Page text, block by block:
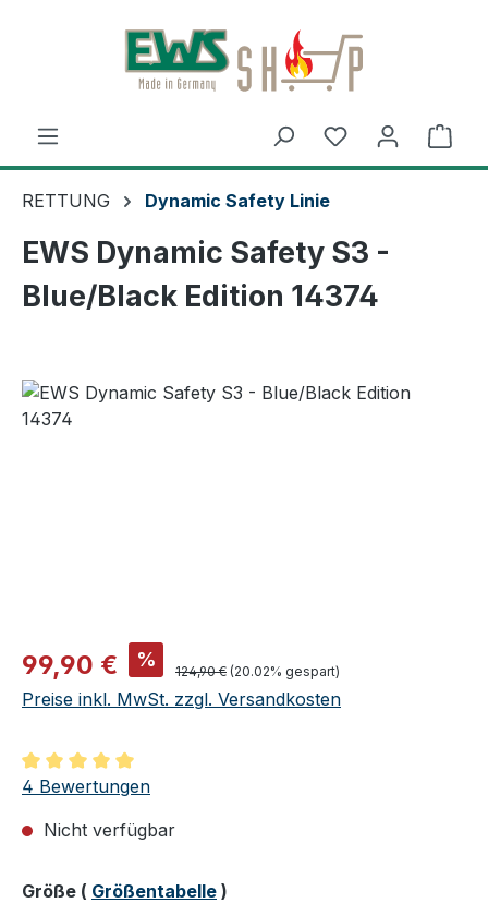
Zum Hauptinhalt springen
RETTUNG Dynamic Safety Linie
EWS Dynamic Safety S3 -
Blue/Black Edition 14374
Verkaufspreis:
99,90 € % Regulärer Preis:
124,90 € (20.02% gespart)
Preise inkl. MwSt. zzgl. Versandkosten
Durchschnittliche Bewertung von 5 von 5 Sternen
4 Bewertungen
Nicht verfügbar
Größeauswählen
( Größentabelle )